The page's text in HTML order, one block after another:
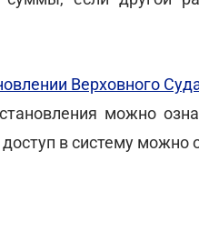
Верховного
можно
в систему можно